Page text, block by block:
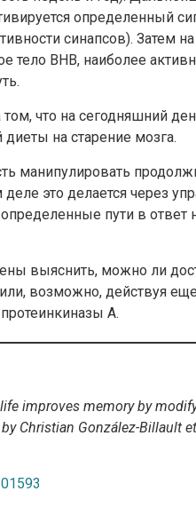
определенный
синапсов). Затем
тело BHB, наиболее
что на сегодняшний
на старение мозга.
манипулировать
это делается через
пути в ответ
выяснить, можно ли
или, возможно, действуя
А.
improves memory by
Christian González-Billault